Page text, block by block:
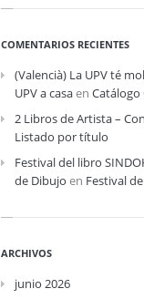
COMENTARIOS RECIENTES
(Valencià) La UPV té
UPV a casaen Catálogo
2 Libros de Artista –
Listado por título
Festival del libro
de Dibujo en Festival
ARCHIVOS
junio 2026